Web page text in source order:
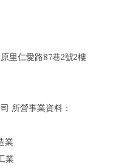
里仁愛路87巷2號2樓
所營事業資料：
業
業